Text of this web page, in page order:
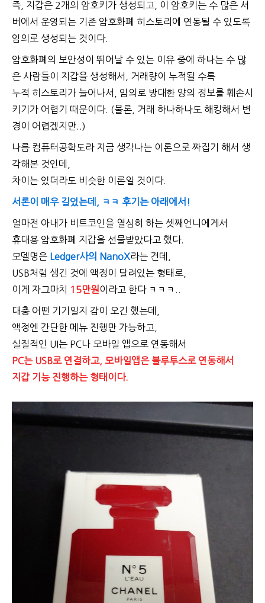
즉, 지갑은 2개의 암호키가 생성되고, 이 암호키는 수 많은 서
버에서 운영되는 기존 암호화폐 히스토리에 연동될 수 있도록
임의로 생성되는 것이다.
암호화폐의 보안성이 뛰어날 수 있는 이유 중에 하나는 수 많
은 사람들이 지갑을 생성해서, 거래량이 누적될 수록
누적 히스토리가 늘어나서, 임의로 방대한 양의 정보를 훼손시
키기가 어렵기 때문이다. (물론, 거래 하나하나도 해킹해서 변
경이 어렵겠지만..)
나름 컴퓨터공학도라 지금 생각나는 이론으로 짜집기 해서 생
각해본 것인데,
차이는 있더라도 비슷한 이론일 것이다.
서론이 매우 길었는데, ㅋㅋ 후기는 아래에서!
얼마전 아내가 비트코인을 열심히 하는 셋째언니에게서
휴대용 암호화폐 지갑을 선물받았다고 했다.
모델명은
Ledger사의 NanoX라는 건데,
USB처럼 생긴 것에 액정이 달려있는 형태로,
이게 자그마치
15만원 이라고 한다 ㅋㅋㅋ..
대충 어떤 기기일지 감이 오긴 했는데,
액정엔 간단한 메뉴 진행만 가능하고,
실질적인 UI는 PC나 모바일 앱으로 연동해서
PC는 USB로 연결하고, 모바일앱은 블루투스로 연동해서
지갑 기능 진행하는 형태이다.